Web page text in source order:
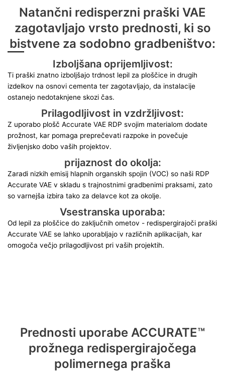
Natančni redisperzni praški VAE
zagotavljajo vrsto prednosti, ki so
bistvene za sodobno gradbeništvo:
Izboljšana oprijemljivost:
Ti praški znatno izboljšajo trdnost lepil za ploščice in drugih
izdelkov na osnovi cementa ter zagotavljajo, da instalacije
ostanejo nedotaknjene skozi čas.
Prilagodljivost in vzdržljivost:
Z uporabo plošč Accurate VAE RDP svojim materialom dodate
prožnost, kar pomaga preprečevati razpoke in povečuje
življenjsko dobo vaših projektov.
prijaznost do okolja:
Zaradi nizkih emisij hlapnih organskih spojin (VOC) so naši RDP
Accurate VAE v skladu s trajnostnimi gradbenimi praksami, zato
so varnejša izbira tako za delavce kot za okolje.
Vsestranska uporaba:
Od lepil za ploščice do zaključnih ometov - redispergirajoči praški
Accurate VAE se lahko uporabljajo v različnih aplikacijah, kar
omogoča večjo prilagodljivost pri vaših projektih.
Prednosti uporabe ACCURATE™
prožnega redispergirajočega
polimernega praška